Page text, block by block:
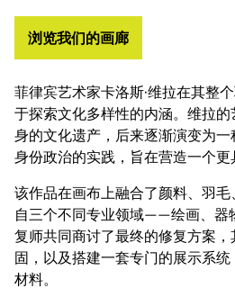
浏览我们的画廊
菲律宾艺术家卡洛斯·维拉在其整
于探索文化多样性的内涵。维拉
身的文化遗产，后来逐渐演变为
身份政治的实践，旨在营造一个更
该作品在画布上融合了颜料、羽
自三个不同专业领域——绘画、
复师共同商讨了最终的修复方案
固，以及搭建一套专门的展示系
材料。